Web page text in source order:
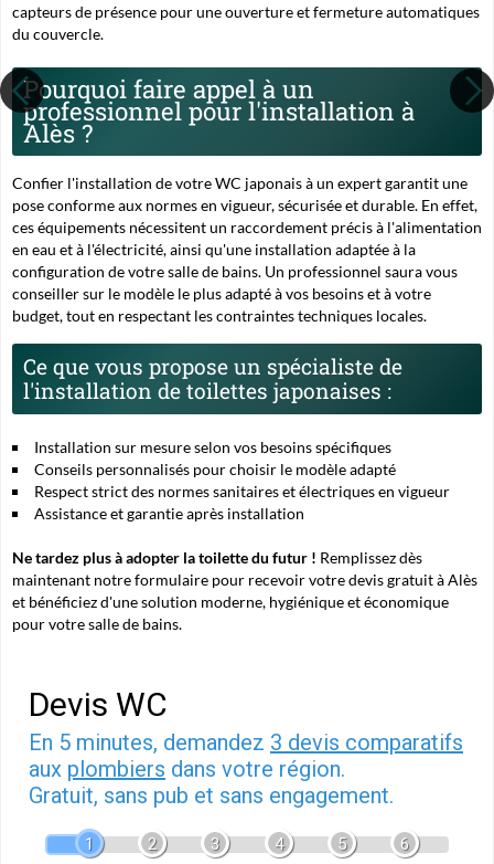
capteurs de présence pour une ouverture et fermeture automatiques
du couvercle.
Pourquoi faire appel à un
professionnel pour l'installation à
Alès ?
Confier l'installation de votre WC japonais à un expert garantit une
pose conforme aux normes en vigueur, sécurisée et durable. En effet,
ces équipements nécessitent un raccordement précis à l'alimentation
en eau et à l'électricité, ainsi qu'une installation adaptée à la
configuration de votre salle de bains. Un professionnel saura vous
conseiller sur le modèle le plus adapté à vos besoins et à votre
budget, tout en respectant les contraintes techniques locales.
Ce que vous propose un spécialiste de
l'installation de toilettes japonaises :
Installation sur mesure selon vos besoins spécifiques
Conseils personnalisés pour choisir le modèle adapté
Respect strict des normes sanitaires et électriques en vigueur
Assistance et garantie après installation
Ne tardez plus à adopter la toilette du futur ! Remplissez dès
maintenant notre formulaire pour recevoir votre devis gratuit à Alès
et bénéficiez d'une solution moderne, hygiénique et économique
pour votre salle de bains.
Devis WC
En 5 minutes, demandez 3 devis comparatifs
aux plombiers dans votre région.
Gratuit, sans pub et sans engagement.
1 2 3 4 5 6